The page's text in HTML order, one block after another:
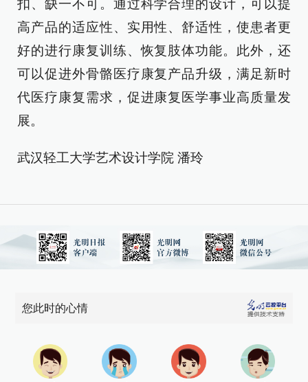
扣、缺一不可。通过科学合理的设计，可以提
高产品的适应性、实用性、舒适性，使患者更
好的进行康复训练、恢复肢体功能。此外，还
可以促进外骨骼医疗康复产品升级，满足新时
代医疗康复需求，促进康复医学事业高质量发
展。
武汉轻工大学艺术设计学院 潘玲
您此时的心情